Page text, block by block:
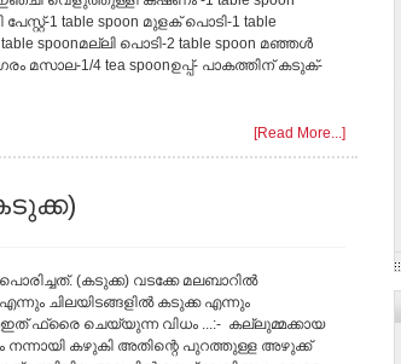
1 table spoon മുളക് പൊടി-1 table
spoonമല്ലി പൊടി-2 table spoon മഞ്ഞള്‍
മസാല-1/4 tea spoonഉപ്പ്- പാകത്തിന് കടുക്-
[Read More...]
(കടുക്ക) വടക്കേ മലബാറില്‍
ചിലയിടങ്ങളില്‍ കടുക്ക എന്നും
ഫ്രൈ ചെയ്യുന്ന വിധം ...:- കല്ലുമ്മക്കായ
നന്നായി കഴുകി അതിന്റെ പുറത്തുള്ള അഴുക്ക്